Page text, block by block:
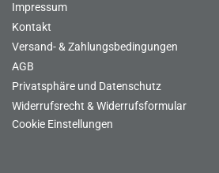
Impressum
Kontakt
Versand- & Zahlungsbedingungen
AGB
Privatsphäre und Datenschutz
Widerrufsrecht & Widerrufsformular
Cookie Einstellungen